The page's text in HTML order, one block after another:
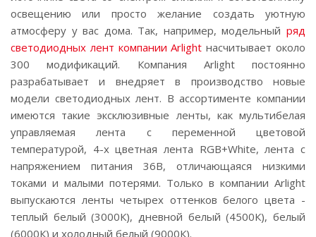
освещению или просто желание создать уютную
атмосферу у вас дома. Так, например, модельный ряд
светодиодных лент компании Arlight насчитывает около
300 модификаций. Компания Arlight постоянно
разрабатывает и внедряет в производство новые
модели светодиодных лент. В ассортименте компании
имеются такие эксклюзивные ленты, как мультибелая
управляемая лента с переменной цветовой
температурой, 4-х цветная лента RGB+White, лента с
напряжением питания 36В, отличающаяся низкими
токами и малыми потерями. Только в компании Arlight
выпускаются ленты четырех оттенков белого цвета -
теплый белый (3000К), дневной белый (4500К), белый
(6000К) и холодный белый (9000К).